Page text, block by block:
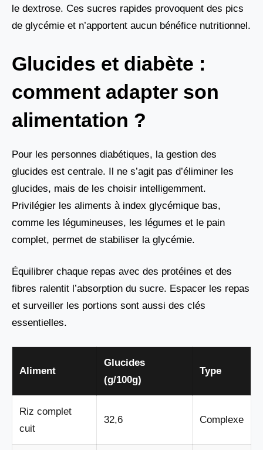
le dextrose. Ces sucres rapides provoquent des pics
de glycémie et n’apportent aucun bénéfice nutritionnel.
Glucides et diabète :
comment adapter son
alimentation ?
Pour les personnes diabétiques, la gestion des
glucides est centrale. Il ne s’agit pas d’éliminer les
glucides, mais de les choisir intelligemment.
Privilégier les aliments à index glycémique bas,
comme les légumineuses, les légumes et le pain
complet, permet de stabiliser la glycémie.
Équilibrer chaque repas avec des protéines et des
fibres ralentit l’absorption du sucre. Espacer les repas
et surveiller les portions sont aussi des clés
essentielles.
Aliment
Glucides
(g/100g)
Type
Riz complet
cuit
32,6 Complexe